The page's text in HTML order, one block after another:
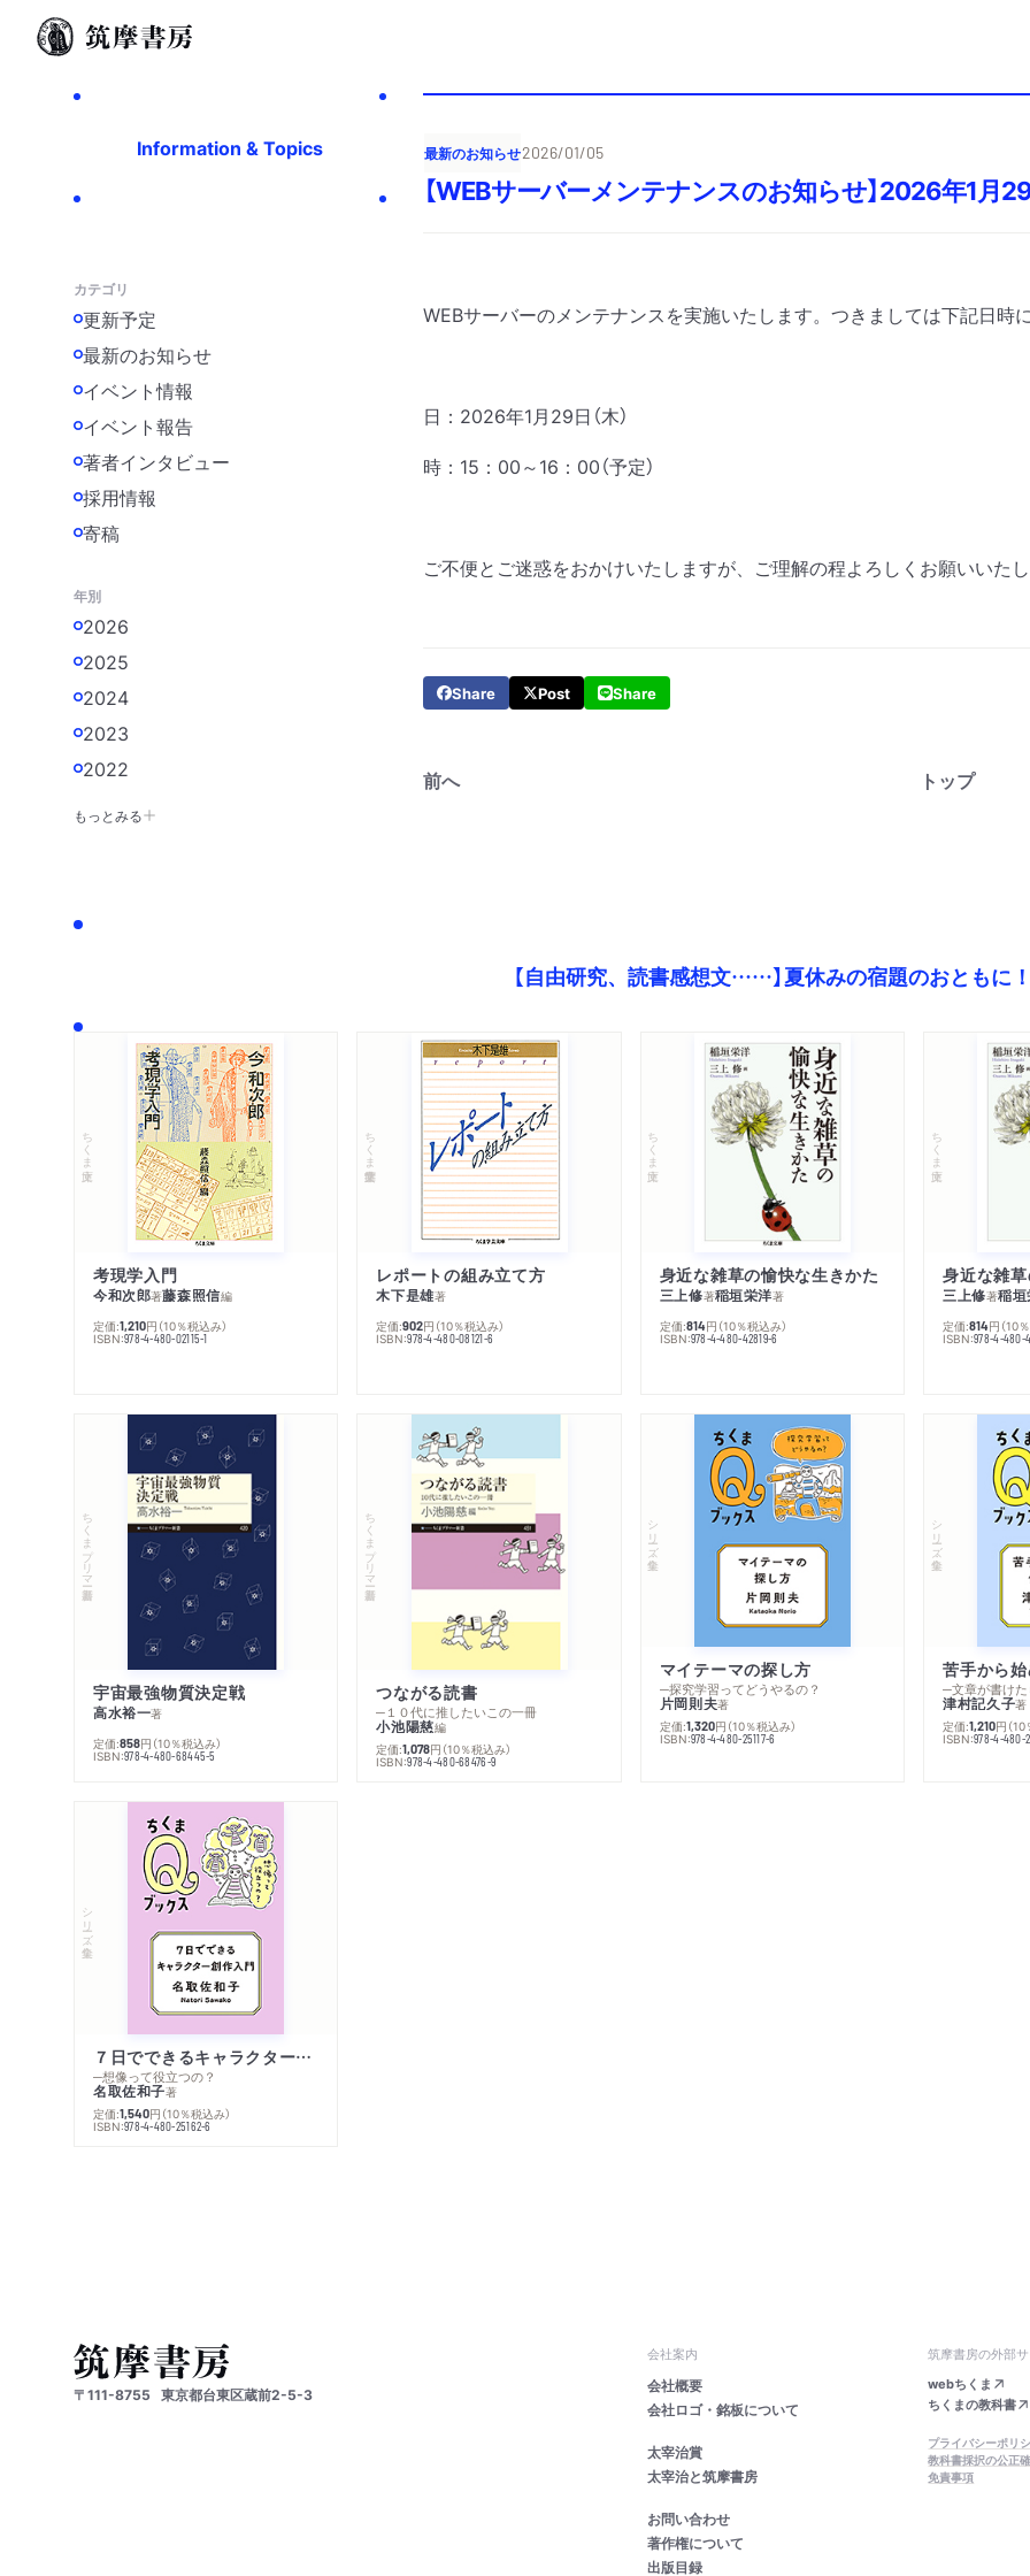
Information & Topics
カテゴリ
更新予定
最新のお知らせ
イベント情報
イベント報告
著者インタビュー
採用情報
寄稿
年別
2026
2025
2024
2023
2022
もっとみる
最新のお知らせ2026/01/05
【WEBサーバーメンテナンスのお知らせ】2026年1月
WEBサーバーのメンテナンスを実施いたします。つきましては下記日時
日：2026年1月29日（木）
時：15：00～16：00（予定）
ご不便とご迷惑をおかけいたしますが、ご理解の程よろしくお願いいたし
Share Post Share
前へ トップ
【自由研究、読書感想文……】夏休みの宿題のおともに！
ちくま文庫
考現学入門
今和次郎著藤森照信編
定価:1,210円 （10％税込み）
ISBN:978-4-480-02115-1
ちくま学芸文庫
レポートの組み立て方
木下是雄著
定価:902円 （10％税込み）
ISBN:978-4-480-08121-6
ちくま文庫
身近な雑草の愉快な生きかた
三上修著稲垣栄洋著
定価:814円 （10％税込み）
ISBN:978-4-480-42819-6
ちくま文庫
身近な雑
三上修著稲
定価:814円 （10
ISBN:978-4-480-
ちくまプリマー新書
宇宙最強物質決定戦
高水裕一著
定価:858円 （10％税込み）
ISBN:978-4-480-68445-5
ちくまプリマー新書
つながる読書
─１０代に推したいこの一冊
小池陽慈編
定価:1,078円 （10％税込み）
ISBN:978-4-480-68476-9
シリーズ・全集
マイテーマの探し方
─探究学習ってどうやるの？
片岡則夫著
定価:1,320円 （10％税込み）
ISBN:978-4-480-25117-6
シリーズ・全集
苦手から
─文章が書けた
津村記久子著
定価:1,210円 （
ISBN:978-4-480-
シリーズ・全集
７日でできるキャラクター創作入門
─想像って役立つの？
名取佐和子著
定価:1,540円 （10％税込み）
ISBN:978-4-480-25162-6
〒111-8755 東京都台東区蔵前2-5-3
会社案内
会社概要
会社ロゴ・銘板について
太宰治賞
太宰治と筑摩書房
お問い合わせ
著作権について
出版目録
筑摩書房の外部サ
webちくま
ちくまの教科書
プライバシーポリ
教科書採択の公正
免責事項